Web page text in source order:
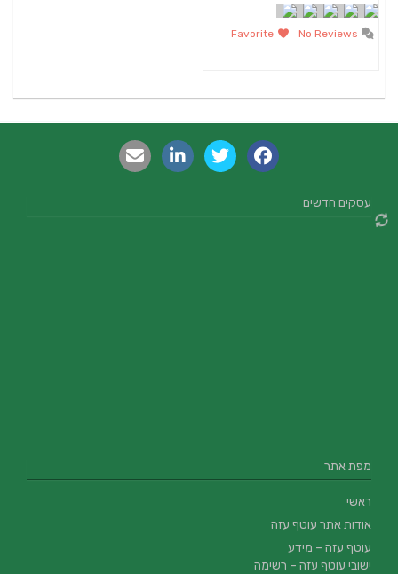
No Reviews
Favorite
עסקים חדשים
מפת אתר
ראשי
אודות אתר עוטף עזה
עוטף עזה – מידע
ישובי עוטף עזה – רשימה